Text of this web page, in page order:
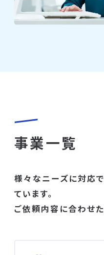
事業一覧
様々なニーズに対応
ています。
ご依頼内容に合わせ